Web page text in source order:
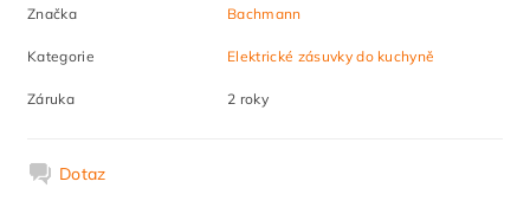
Značka Bachmann
Kategorie Elektrické zásuvky do kuchyně
Záruka 2 roky
Dotaz